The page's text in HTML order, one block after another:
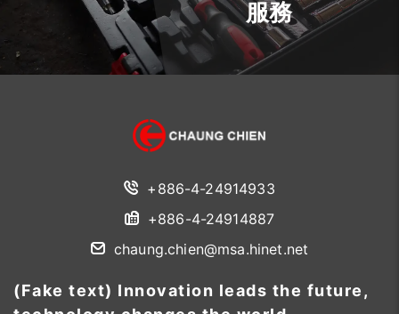
+886-4-24914933
+886-4-24914887
chaung.chien@msa.hinet.net
(Fake text) Innovation leads the future,
服務